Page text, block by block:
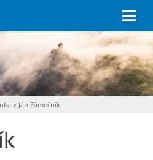
> Ján Zámečník